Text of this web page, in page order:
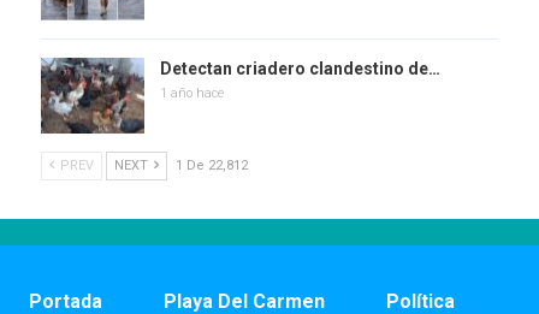
Detectan criadero clandestino de…
1 año hace
PREV NEXT 1 De 22,812
Portada Playa Del Carmen Política